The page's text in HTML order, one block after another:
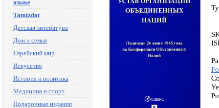
языке
Tamizdat
Детская литература
Дом и семья
Еврейский мир
Искусство
История и политика
Медицина и спорт
Подарочные издания